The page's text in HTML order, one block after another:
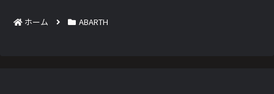
ホーム ABARTH